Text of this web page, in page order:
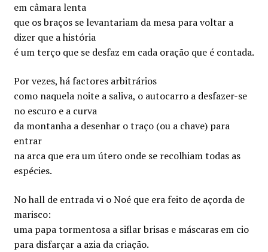
em câmara lenta
que os braços se levantariam da mesa para voltar a
dizer que a história
é um terço que se desfaz em cada oração que é contada.
Por vezes, há factores arbitrários
como naquela noite a saliva, o autocarro a desfazer-se
no escuro e a curva
da montanha a desenhar o traço (ou a chave) para
entrar
na arca que era um útero onde se recolhiam todas as
espécies.
No hall de entrada vi o Noé que era feito de açorda de
marisco:
uma papa tormentosa a siflar brisas e máscaras em cio
para disfarçar a azia da criação.